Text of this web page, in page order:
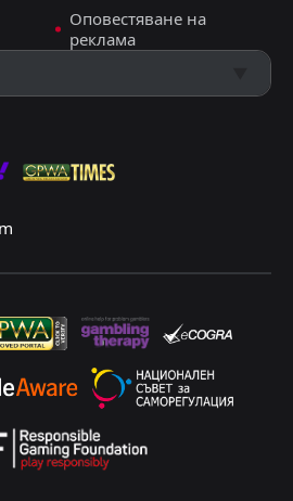
Оповестяване на
реклама